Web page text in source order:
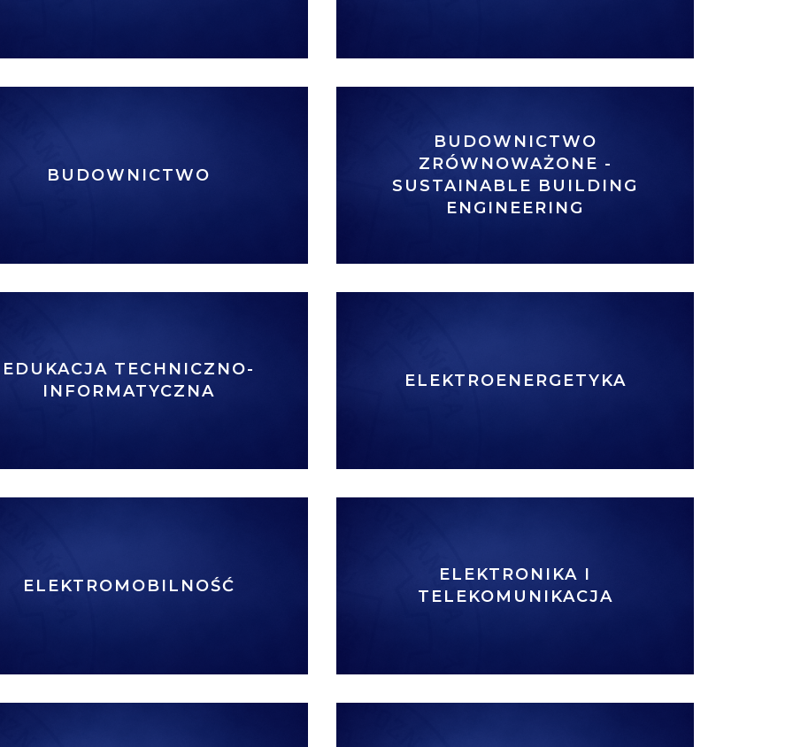
BUDOWNICTWO
BUDOWNICTWO
ZRÓWNOWAŻONE -
SUSTAINABLE BUILDING
ENGINEERING
EDUKACJA TECHNICZNO-
INFORMATYCZNA
ELEKTROENERGETYKA
ELEKTROMOBILNOŚĆ
ELEKTRONIKA I
TELEKOMUNIKACJA